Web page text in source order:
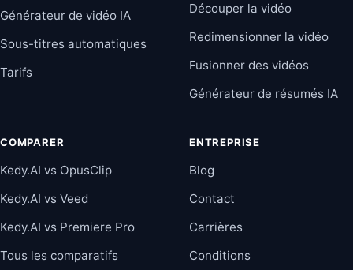
Générateur de vidéo IA
Sous-titres automatiques
Tarifs
Découper la vidéo
Redimensionner la vidéo
Fusionner des vidéos
Générateur de résumés IA
COMPARER
Kedy.AI vs OpusClip
Kedy.AI vs Veed
Kedy.AI vs Premiere Pro
Tous les comparatifs
ENTREPRISE
Blog
Contact
Carrières
Conditions